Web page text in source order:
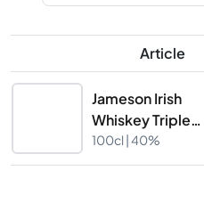
Article
Jameson Irish
Whiskey Triple
Distilled 100cl
100cl |40%